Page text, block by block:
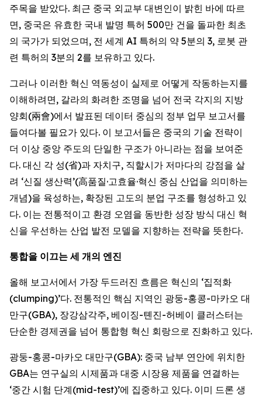
주목을 받았다. 최근 중국 외교부 대변인이 밝힌 바에 따르
면, 중국은 유효한 국내 발명 특허 500만 건을 돌파한 최초
의 국가가 되었으며, 전 세계 AI 특허의 약 5분의 3, 로봇 관
련 특허의 3분의 2를 보유하고 있다.
그러나 이러한 혁신 역동성이 실제로 어떻게 작동하는지를
이해하려면, 갈라의 화려한 조명을 넘어 전국 각지의 지방
양회(兩會)에서 발표된 데이터 중심의 정부 업무 보고서를
들여다볼 필요가 있다. 이 보고서들은 중국의 기술 전략이
더 이상 중앙 주도의 단일한 구조가 아니라는 점을 보여준
다. 대신 각 성(省)과 자치구, 직할시가 저마다의 강점을 살
려 ‘신질 생산력’(高품질·고효율·혁신 중심 산업을 의미하는
개념)을 육성하는, 확장된 고도의 분업 구조를 형성하고 있
다. 이는 전통적이고 환경 오염을 동반한 성장 방식 대신 혁
신을 우선하는 산업 발전 모델을 지향하는 전략을 뜻한다.
통합을 이끄는 세 개의 엔진
올해 보고서에서 가장 두드러진 흐름은 혁신의 ‘집적화
(clumping)’다. 전통적인 핵심 지역인 광둥-홍콩-마카오 대
만구(GBA), 장강삼각주, 베이징-톈진-허베이 클러스터는
단순한 경제권을 넘어 통합형 혁신 회랑으로 진화하고 있다.
광둥-홍콩-마카오 대만구(GBA): 중국 남부 연안에 위치한
GBA는 연구실의 시제품과 대중 시장용 제품을 연결하는
‘중간 시험 단계(mid-test)’에 집중하고 있다. 이미 드론 생